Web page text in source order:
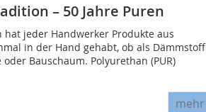
– 50 Jahre Puren
hat jeder Handwerker Produkte aus
in der Hand gehabt, ob als Dämmstoff
Bauschaum. Polyurethan (PUR)
mehr